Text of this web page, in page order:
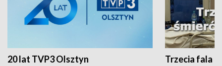
20 lat TVP3 Olsztyn Trzecia fala -